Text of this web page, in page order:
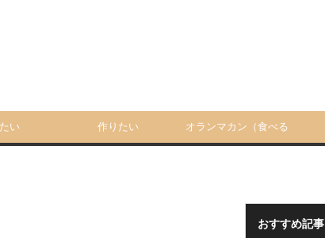
い 作りたい オランマカン（食べる
おすすめ記事